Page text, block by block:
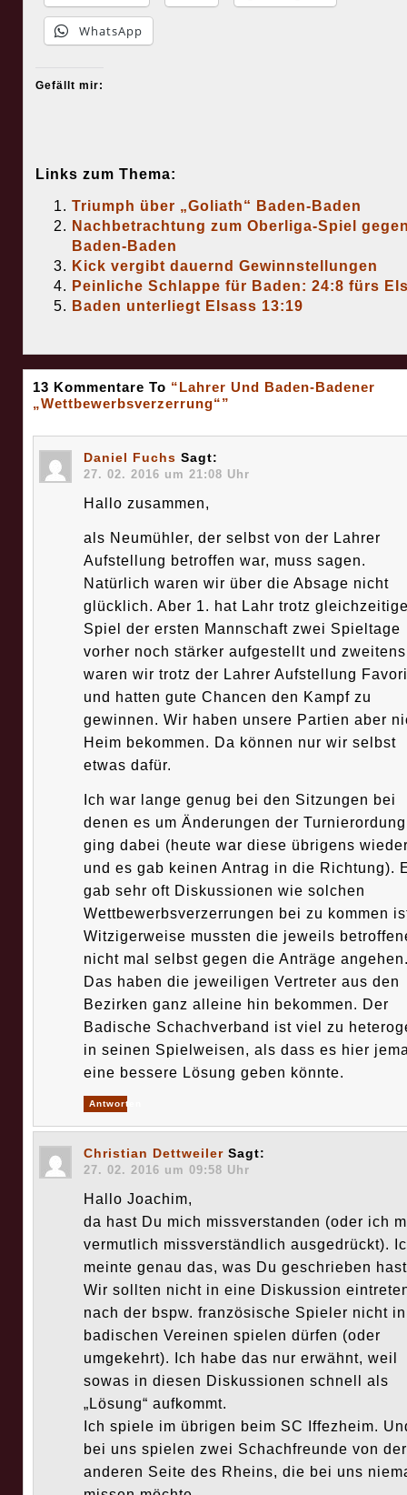
WhatsApp
Gefällt mir:
Links zum Thema:
Triumph über „Goliath“ Baden-Baden
Nachbetrachtung zum Oberliga-Spiel
Baden-Baden
Kick vergibt dauernd Gewinnstellungen
Peinliche Schlappe für Baden: 24:8 fürs
Baden unterliegt Elsass 13:19
13 Kommentare To “Lahrer Und Baden-Badener
„Wettbewerbsverzerrung“”
Daniel Fuchs Sagt:
27. 02. 2016 um 21:08 Uhr
Hallo zusammen,
als Neumühler, der selbst von der Lahrer
Aufstellung betroffen war, muss sagen.
Natürlich waren wir über die Absage nicht
glücklich. Aber 1. hat Lahr trotz
Spiel der ersten Mannschaft zwei Spieltage
vorher noch stärker aufgestellt und zweitens
waren wir trotz der Lahrer Aufstellung
und hatten gute Chancen den Kampf zu
gewinnen. Wir haben unsere Partien aber
Heim bekommen. Da können nur wir selbst
etwas dafür.
Ich war lange genug bei den Sitzungen bei
denen es um Änderungen der Turnierordung
ging dabei (heute war diese übrigens
und es gab keinen Antrag in die Richtung).
gab sehr oft Diskussionen wie solchen
Wettbewerbsverzerrungen bei zu kommen
Witzigerweise mussten die jeweils
nicht mal selbst gegen die Anträge
Das haben die jeweiligen Vertreter aus den
Bezirken ganz alleine hin bekommen. Der
Badische Schachverband ist viel zu
in seinen Spielweisen, als dass es hier
eine bessere Lösung geben könnte.
Antworten
Christian Dettweiler Sagt:
27. 02. 2016 um 09:58 Uhr
Hallo Joachim,
da hast Du mich missverstanden (oder ich
vermutlich missverständlich ausgedrückt).
meinte genau das, was Du geschrieben
Wir sollten nicht in eine Diskussion
nach der bspw. französische Spieler nicht in
badischen Vereinen spielen dürfen (oder
umgekehrt). Ich habe das nur erwähnt, weil
sowas in diesen Diskussionen schnell als
„Lösung“ aufkommt.
Ich spiele im übrigen beim SC Iffezheim.
bei uns spielen zwei Schachfreunde von der
anderen Seite des Rheins, die bei uns